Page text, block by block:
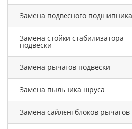
Замена подвесного подшипника
Замена стойки стабилизатора
подвески
Замена рычагов подвески
Замена пыльника шруса
Замена сайлентблоков рычагов